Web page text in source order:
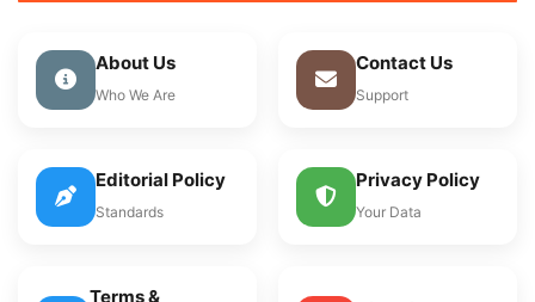
About Us
Who We Are
Contact Us
Support
Editorial Policy
Standards
Privacy Policy
Your Data
Terms &